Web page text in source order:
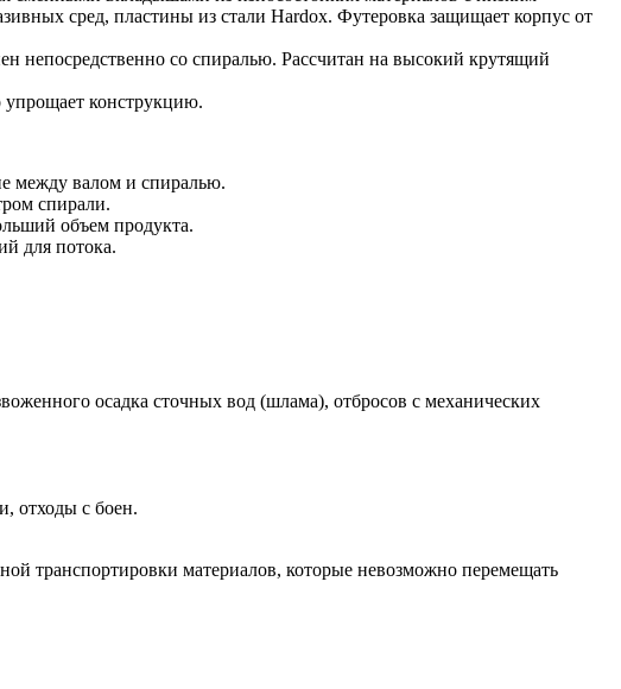
сред, пластины из стали Hardox. Футеровка защищает корпус от
непосредственно со спиралью. Рассчитан на высокий крутящий
упрощает конструкцию.
между валом и спиралью.
спирали.
объем продукта.
для потока.
осадка сточных вод (шлама), отбросов с механических
отходы с боен.
транспортировки материалов, которые невозможно перемещать